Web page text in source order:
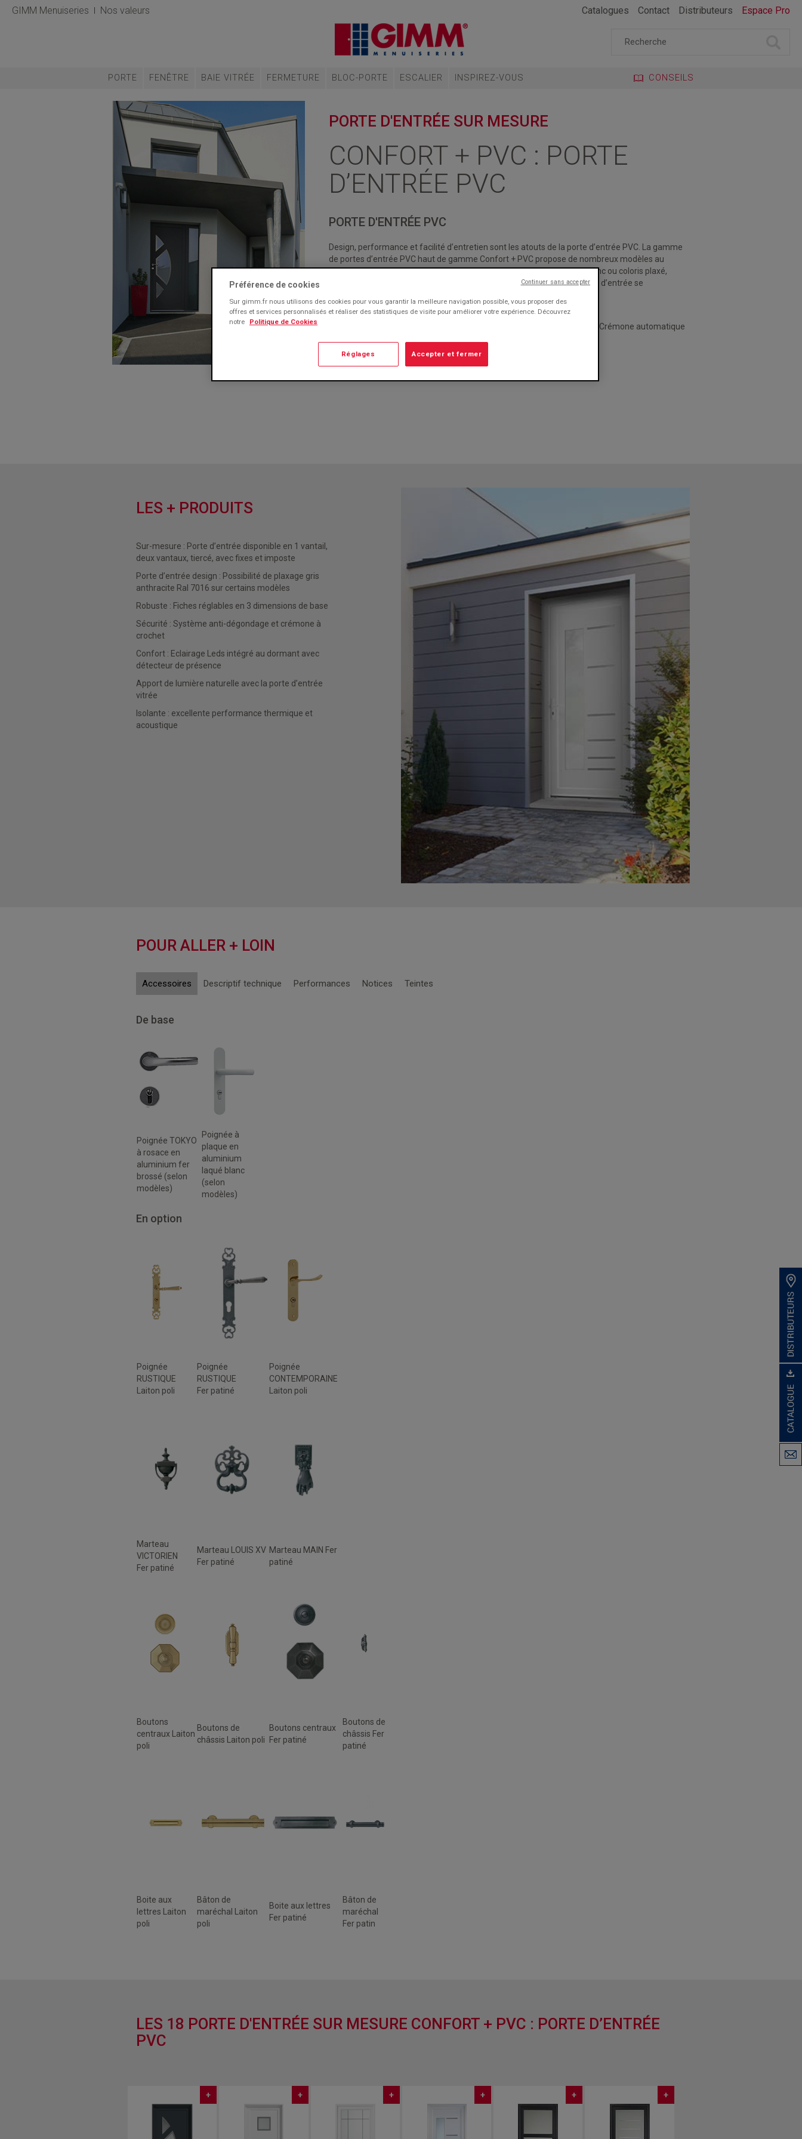
GIMM Menuiseries Nos valeurs Catalogues Contact Distributeurs Espace Pro
PORTE FENÊTRE BAIE VITRÉE FERMETURE BLOC-PORTE ESCALIER INSPIREZ-VOUS CONSEILS
PORTE D'ENTRÉE SUR MESURE
CONFORT + PVC : PORTE
D’ENTRÉE PVC
PORTE D'ENTRÉE PVC
Design, performance et facilité d’entretien sont les atouts de la porte d’entrée PVC . La gamme
de portes d’entrée PVC haut de gamme Confort + PVC propose de nombreux modèles au
design contemporain ou traditionnel. Porte d’entrée vitrée ou pleine, blanc ou coloris plaxé,
poignée et bouton décoratif, etc. En standard ou sur-mesure, nos portes d’entrée se
Crémone automatique
Sur-mesure Conforme
LES + PRODUITS
Sur-mesure : Porte d’entrée disponible en 1 vantail,
deux vantaux, tiercé, avec fixes et imposte
Porte d’entrée design : Possibilité de plaxage gris
anthracite Ral 7016 sur certains modèles
Robuste : Fiches réglables en 3 dimensions de base
Sécurité : Système anti-dégondage et crémone à
crochet
Confort : Eclairage Leds intégré au dormant avec
détecteur de présence
Apport de lumière naturelle avec la porte d’entrée
vitrée
acoustique
POUR ALLER + LOIN
Accessoires Descriptif technique Performances Notices Teintes
De base
Poignée TOKYO
à rosace en
aluminium fer
brossé (selon
modèles)
Poignée à
plaque en
aluminium
laqué blanc
(selon
modèles)
En option
Poignée
RUSTIQUE
Laiton poli
Poignée
RUSTIQUE
Fer patiné
Poignée
CONTEMPORAINE
Laiton poli
Marteau
VICTORIEN
Fer patiné
Marteau LOUIS XV
Fer patiné
Marteau MAIN Fer
patiné
Boutons
centraux Laiton
poli
Boutons de
châssis Laiton poli
Boutons centraux
Fer patiné
Boutons de
châssis Fer
patiné
Boite aux
lettres Laiton
poli
Bâton de
maréchal Laiton
poli
Boite aux lettres
Fer patiné
Bâton de
maréchal
Fer patin
LES 18 PORTE D'ENTRÉE SUR MESURE CONFORT + PVC : PORTE D’ENTRÉE
PVC
+ + + + + +
Préférence de cookies
Sur gimm.fr nous utilisons des cookies pour vous garantir la meilleure navigation possible, vous proposer des
offres et services personnalisés et réaliser des statistiques de visite pour améliorer votre expérience. Découvrez
notre
Politique de Cookies
Accepter et fermer
Réglages
Continuer sans accepter